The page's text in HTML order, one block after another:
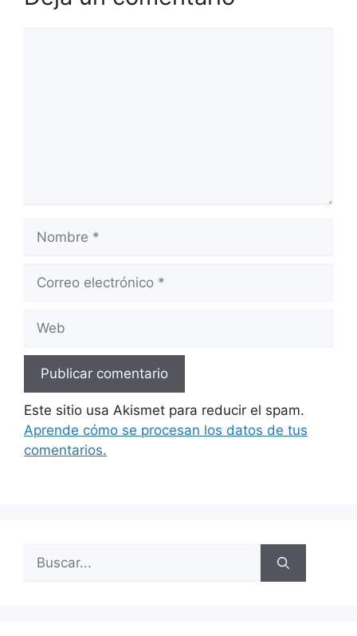
electrónico
Este sitio usa Akismet para reducir el spam.
Aprende cómo se procesan los datos de tus
comentarios.
Buscar: